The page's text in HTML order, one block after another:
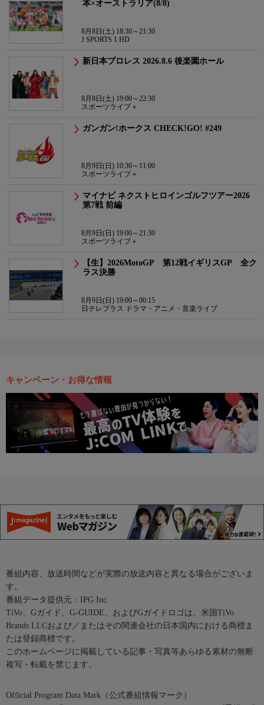
本×オーストラリア(8/8)
8月8日(土) 18:30～21:30
J SPORTS 1 HD
新日本プロレス 2026.8.6 後楽園ホール
8月8日(土) 19:00～22:30
スポーツライブ＋
ガンガン!ホークス CHECK!GO! #249
8月9日(日) 10:30～11:00
スポーツライブ＋
マイナビ ネクストヒロインゴルフツアー2026
第7戦 前編
8月9日(日) 19:00～21:30
スポーツライブ＋
【生】2026MotoGP 第12戦イギリスGP 全ク
ラス決勝
8月9日(日) 19:00～00:15
日テレプラス ドラマ・アニメ・音楽ライブ
キャンペーン・お得な情報
番組内容、放送時間などが実際の放送内容と異なる場合がございま
す。
番組データ提供元：IPG Inc.
TiVo、Gガイド、G-GUIDE、およびGガイドロゴは、米国TiVo
Brands LLCおよび／またはその関連会社の日本国内における商標ま
たは登録商標です。
このホームページに掲載している記事・写真等あらゆる素材の無断
複写・転載を禁じます。
Official Program Data Mark（公式番組情報マーク）